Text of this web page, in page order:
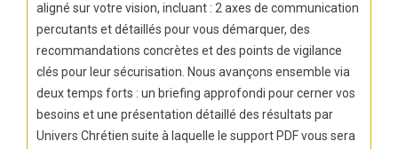
aligné sur votre vision, incluant : 2 axes de communication
percutants et détaillés pour vous démarquer, des
recommandations concrètes et des points de vigilance
clés pour leur sécurisation. Nous avançons ensemble via
deux temps forts : un briefing approfondi pour cerner vos
besoins et une présentation détaillé des résultats par
Univers Chrétien suite à laquelle le support PDF vous sera